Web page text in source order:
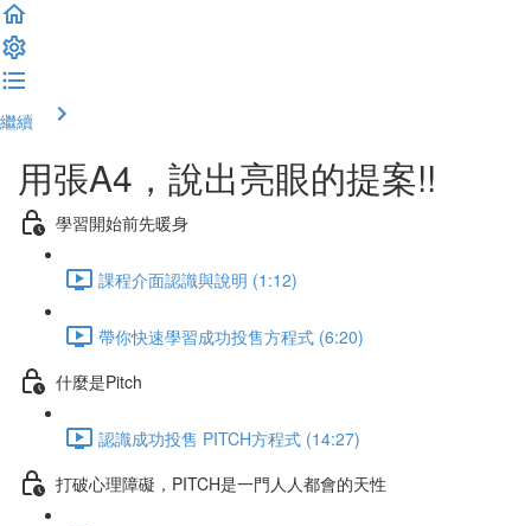
繼續
用張A4，說出亮眼的提案!!
學習開始前先暖身
課程介面認識與說明 (1:12)
帶你快速學習成功投售方程式 (6:20)
什麼是Pitch
認識成功投售 PITCH方程式 (14:27)
打破心理障礙，PITCH是一門人人都會的天性